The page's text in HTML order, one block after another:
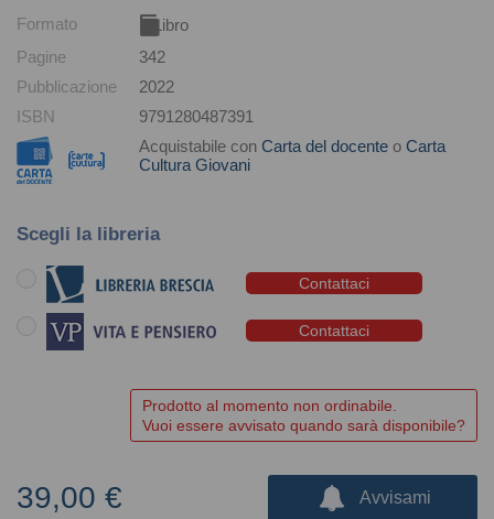
Formato
Libro
Pagine
342
Pubblicazione
2022
ISBN
9791280487391
Acquistabile con Carta del docente o Carta
Cultura Giovani
Scegli la libreria
Contattaci
Contattaci
Prodotto al momento non ordinabile.
Vuoi essere avvisato quando sarà disponibile?
39,00 € Avvisami